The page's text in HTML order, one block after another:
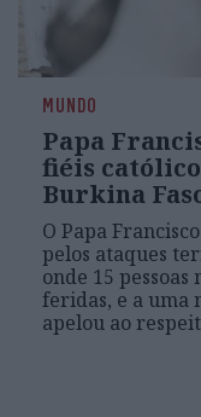
MUNDO
Papa
fiéis
Burkina
O Papa
pelos ataques
onde 15
feridas, e a uma
apelou ao